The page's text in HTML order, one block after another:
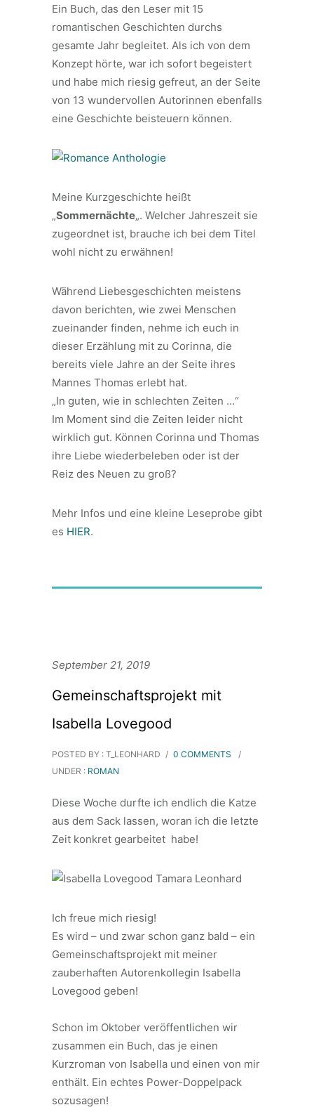
Ein Buch, das den Leser mit 15
romantischen Geschichten durchs
gesamte Jahr begleitet. Als ich von dem
Konzept hörte, war ich sofort begeistert
und habe mich riesig gefreut, an der Seite
von 13 wundervollen Autorinnen ebenfalls
eine Geschichte beisteuern können.
Meine Kurzgeschichte heißt
„Sommernächte„. Welcher Jahreszeit sie
zugeordnet ist, brauche ich bei dem Titel
wohl nicht zu erwähnen!
Während Liebesgeschichten meistens
davon berichten, wie zwei Menschen
zueinander finden, nehme ich euch in
dieser Erzählung mit zu Corinna, die
bereits viele Jahre an der Seite ihres
Mannes Thomas erlebt hat.
„In guten, wie in schlechten Zeiten …“
Im Moment sind die Zeiten leider nicht
wirklich gut. Können Corinna und Thomas
ihre Liebe wiederbeleben oder ist der
Reiz des Neuen zu groß?
Mehr Infos und eine kleine Leseprobe gibt
es HIER.
September 21, 2019
Gemeinschaftsprojekt mit
Isabella Lovegood
POSTED BY : T_LEONHARD / 0 COMMENTS
/
UNDER : ROMAN
Diese Woche durfte ich endlich die Katze
aus dem Sack lassen, woran ich die letzte
Zeit konkret gearbeitet habe!
Ich freue mich riesig!
Es wird – und zwar schon ganz bald – ein
Gemeinschaftsprojekt mit meiner
zauberhaften Autorenkollegin Isabella
Lovegood geben!
Schon im Oktober veröffentlichen wir
zusammen ein Buch, das je einen
Kurzroman von Isabella und einen von mir
enthält. Ein echtes Power-Doppelpack
sozusagen!